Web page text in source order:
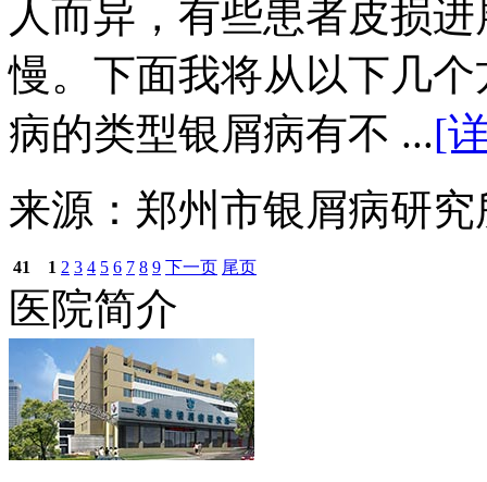
人而异，有些患者皮损
慢。下面我将从以下几
病的类型银屑病有不 ...[
来源：郑州市银屑病研
41 1 2 3 4 5 6 7 8 9 下一页 尾页
医院简介